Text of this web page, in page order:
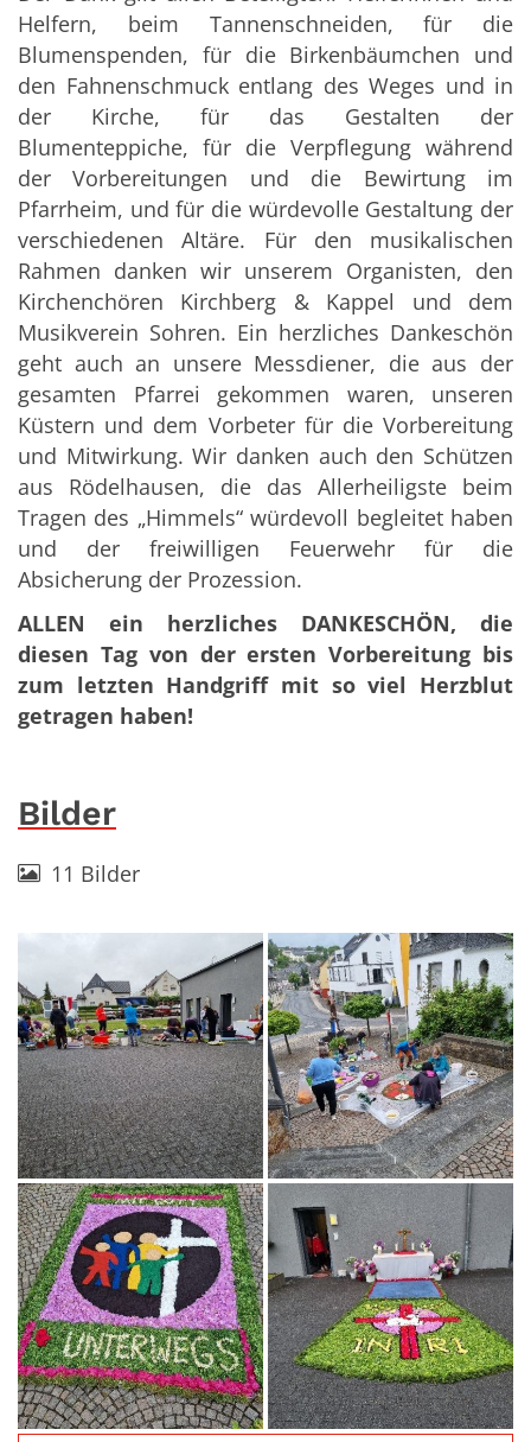
Helfern, beim Tannenschneiden, für die
Blumenspenden, für die Birkenbäumchen und
den Fahnenschmuck entlang des Weges und in
der Kirche, für das Gestalten der
Blumenteppiche, für die Verpflegung während
der Vorbereitungen und die Bewirtung im
Pfarrheim, und für die würdevolle Gestaltung der
verschiedenen Altäre. Für den musikalischen
Rahmen danken wir unserem Organisten, den
Kirchenchören Kirchberg & Kappel und dem
Musikverein Sohren. Ein herzliches Dankeschön
geht auch an unsere Messdiener, die aus der
gesamten Pfarrei gekommen waren, unseren
Küstern und dem Vorbeter für die Vorbereitung
und Mitwirkung. Wir danken auch den Schützen
aus Rödelhausen, die das Allerheiligste beim
Tragen des „Himmels“ würdevoll begleitet haben
und der freiwilligen Feuerwehr für die
Absicherung der Prozession.
ALLEN ein herzliches DANKESCHÖN, die
diesen Tag von der ersten Vorbereitung bis
zum letzten Handgriff mit so viel Herzblut
getragen haben!
Bilder
11 Bilder